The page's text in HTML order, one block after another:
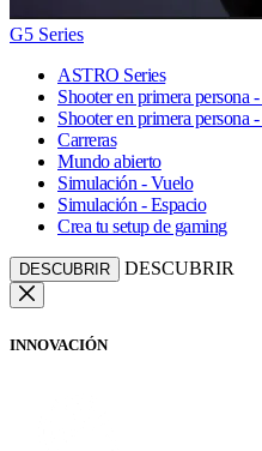
G5 Series
ASTRO Series
Shooter en primera persona
Shooter en primera persona
Carreras
Mundo abierto
Simulación - Vuelo
Simulación - Espacio
Crea tu setup de gaming
DESCUBRIR DESCUBRIR
INNOVACIÓN